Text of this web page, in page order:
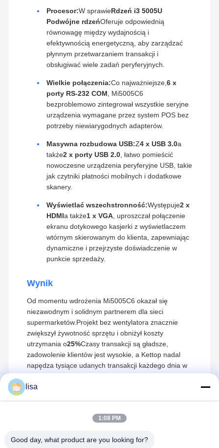
Produkty O Nas
Procesor:W sprawieRdzeń i3 5005U
Podwójne rdzeńOferuje odpowiednią
równowagę między wydajnością i
efektywnością energetyczną, aby zarządzać
płynnym przetwarzaniem transakcji i
obsługiwać wiele zadań peryferyjnych.
Wielkie połączenia:Co najważniejsze, 6 x
porty RS-232 COM , Mi5005C6
bezproblemowo zintegrował wszystkie seryjne
urządzenia wymagane przez system POS bez
potrzeby niewiarygodnych adapterów.
Masywna rozbudowa USB:Z4 x USB 3.0a
także2 x porty USB 2.0, łatwo pomieścić
nowoczesne urządzenia peryferyjne USB, takie
jak czytniki płatności mobilnych i dodatkowe
skanery.
Wyświetlać wszechstronność:Występuje2 x
HDMIa także1 x VGA, uproszczał połączenie
ekranu dotykowego kasjerki z wyświetlaczem
wtórnym skierowanym do klienta, zapewniając
dynamiczne i przejrzyste doświadczenie w
punkcie sprzedaży.
Wynik
Od momentu wdrożenia Mi5005C6 okazał się
niezawodnym i solidnym partnerem dla sieci
supermarketów.Projekt bez wentylatora znacznie
zwiększył żywotność sprzętu i obniżył koszty
utrzymania o25%Czasy transakcji są gładsze,
zadowolenie klientów jest wysokie, a Kettop nadal
napędza tysiące udanych transakcji każdego dnia w
Hongkongu.
Technologia Kettop ¢ Wysokiej
wydajności mini PC i rozwiązania sieciowe
lisa
1:08 PM
Good day, what product are you looking for?